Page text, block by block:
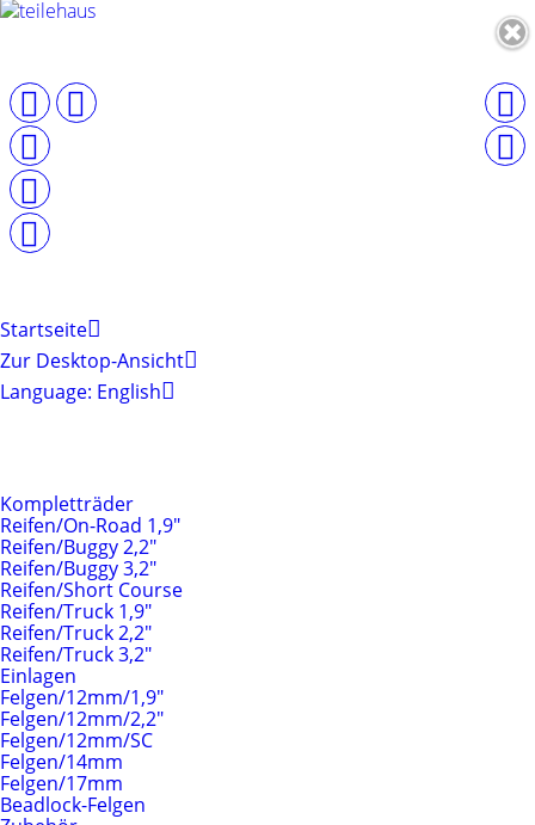
Startseite
Zur Desktop-Ansicht
Language: English
Kompletträder
Reifen/On-Road 1,9"
Reifen/Buggy 2,2"
Reifen/Buggy 3,2"
Reifen/Short Course
Reifen/Truck 1,9"
Reifen/Truck 2,2"
Reifen/Truck 3,2"
Einlagen
Felgen/12mm/1,9"
Felgen/12mm/2,2"
Felgen/12mm/SC
Felgen/14mm
Felgen/17mm
Beadlock-Felgen